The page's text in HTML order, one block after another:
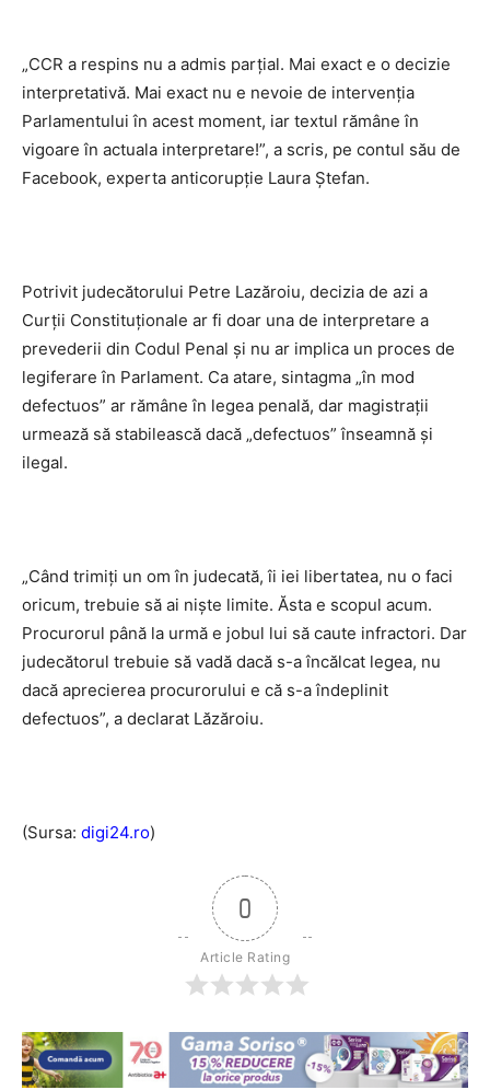
„CCR a respins nu a admis parţial. Mai exact e o decizie
interpretativă. Mai exact nu e nevoie de intervenţia
Parlamentului în acest moment, iar textul rămâne în
vigoare în actuala interpretare!”, a scris, pe contul său de
Facebook, experta anticorupţie Laura Ştefan.
Potrivit judecătorului Petre Lazăroiu, decizia de azi a
Curții Constituționale ar fi doar una de interpretare a
prevederii din Codul Penal și nu ar implica un proces de
legiferare în Parlament. Ca atare, sintagma „în mod
defectuos” ar rămâne în legea penală, dar magistrații
urmează să stabilească dacă „defectuos” înseamnă și
ilegal.
„Când trimiți un om în judecată, îi iei libertatea, nu o faci
oricum, trebuie să ai niște limite. Ăsta e scopul acum.
Procurorul până la urmă e jobul lui să caute infractori. Dar
judecătorul trebuie să vadă dacă s-a încălcat legea, nu
dacă aprecierea procurorului e că s-a îndeplinit
defectuos”, a declarat Lăzăroiu.
(Sursa: digi24.ro)
0
Article Rating